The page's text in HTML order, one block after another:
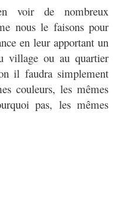
voir de nombreux
nous le faisons pour
en leur apportant un
village ou au quartier
il faudra simplement
couleurs, les mêmes
pas, les mêmes